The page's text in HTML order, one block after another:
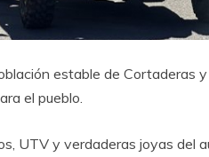
estable de Cortaderas
el pueblo.
UTV y verdaderas joyas del